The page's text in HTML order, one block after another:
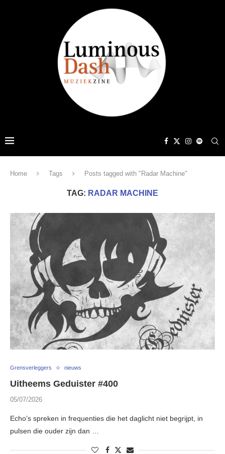
Home Tags Posts tagged with "Radar Machine"
TAG: RADAR MACHINE
Grensverleggers nieuws
Uitheems Geduister #400
05/07/2026
Echo’s spreken in frequenties die het daglicht niet begrijpt, in
pulsen die ouder zijn dan …